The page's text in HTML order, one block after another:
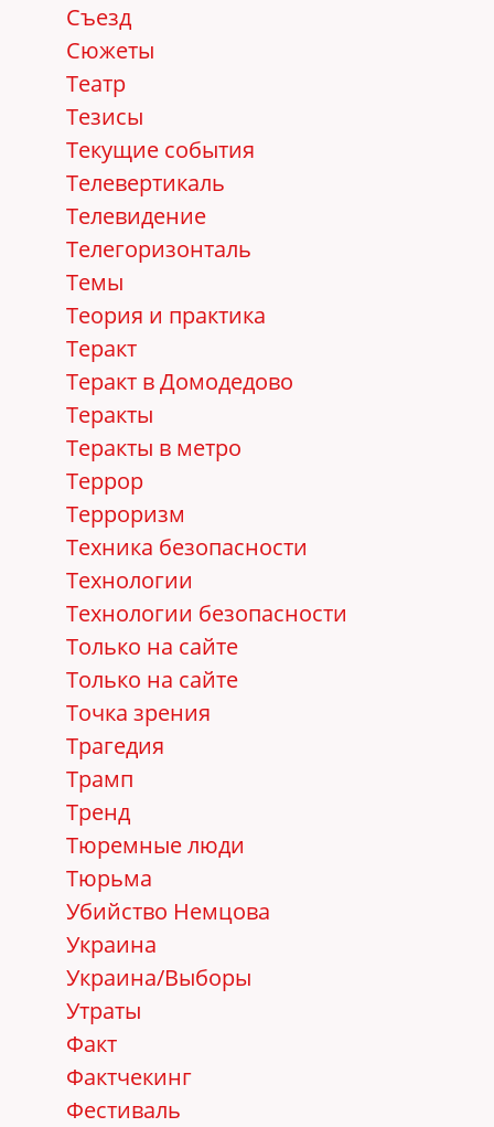
Съезд
Сюжеты
Театр
Тезисы
Текущие события
Телевертикаль
Телевидение
Телегоризонталь
Темы
Теория и практика
Теракт
Теракт в Домодедово
Теракты
Теракты в метро
Террор
Терроризм
Техника безопасности
Технологии
Технологии безопасности
Только на сайте
Только на сайте
Точка зрения
Трагедия
Трамп
Тренд
Тюремные люди
Тюрьма
Убийство Немцова
Украина
Украина/Выборы
Утраты
Факт
Фактчекинг
Фестиваль